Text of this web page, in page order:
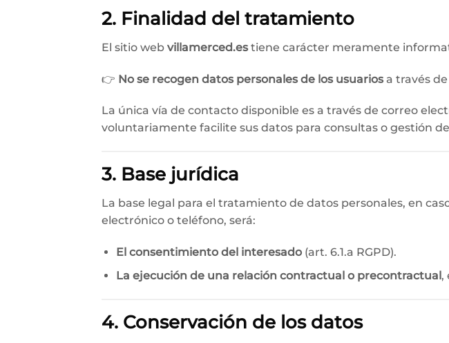
2. Finalidad del tratamiento
El sitio web villamerced.estiene carácter meramente
👉 No se recogen datos personales de los usuariosa través
La única vía de contacto disponible es a través de correo
voluntariamente facilite sus datos para consultas o gestión
3. Base jurídica
La base legal para el tratamiento de datos personales, en
electrónico o teléfono, será:
El consentimiento del interesado(art. 6.1.a RGPD).
La ejecución de una relación contractual o precontractual ,
4. Conservación de los datos